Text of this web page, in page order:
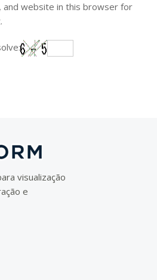
and website in this browser for
visualização
e